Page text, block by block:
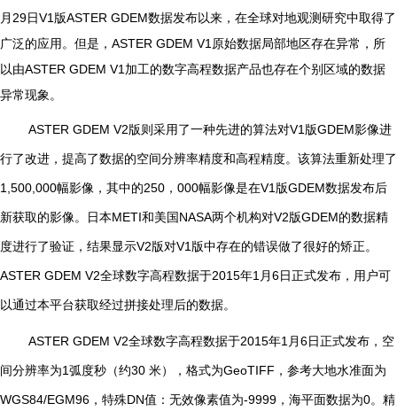
月29日V1 版ASTER GDEM数据发布以来，在全球对地观测研究中取得了
广泛的应用。但是， ASTER GDEM V1 原始数据局部地区存在异常，所
以由ASTER GDEM V1 加工的数字高程数据产品也存在个别区域的数据
异常现象。
ASTER GDEM V2版则采用了一种先进的算法对V1 版GDEM影像进
行了改进，提高了数据的空间分辨率精度和高程精度。该算法重新处理了
1,500,000幅影像，其中的250 ， 000幅影像是在V1 版GDEM数据发布后
新获取的影像。日本METI和美国NASA两个机构对V2版GDEM的数据精
度进行了验证，结果显示V2版对V1 版中存在的错误做了很好的矫正。
ASTER GDEM V2全球数字高程数据于2015年1 月6日正式发布，用户可
以通过本平台获取经过拼接处理后的数据。
ASTER GDEM V2全球数字高程数据于2015年1 月6日正式发布，空
间分辨率为1弧度秒（约30 米），格式为GeoTIFF ，参考大地水准面为
WGS84/EGM96 ，特殊DN值：无效像素值为-9999 ，海平面数据为0。精